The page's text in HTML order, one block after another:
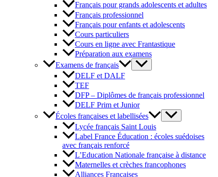
Français pour grands adolescents et adultes
Français professionnel
Français pour enfants et adolescents
Cours particuliers
Cours en ligne avec Frantastique
Préparation aux examens
Examens de français
DELF et DALF
TEF
DFP – Diplômes de français professionnel
DELF Prim et Junior
Écoles françaises et labellisées
Lycée français Saint Louis
Label France Éducation : écoles suédoises
avec français renforcé
L’Education Nationale française à distance
Maternelles et crèches francophones
Alliances Françaises